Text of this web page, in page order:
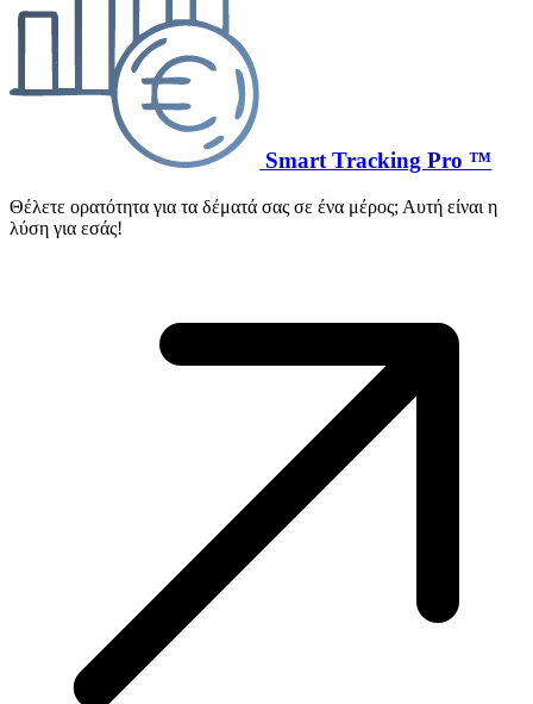
Smart Tracking Pro ™
Θέλετε ορατότητα για τα δέματά σας σε ένα μέρος; Αυτή είναι η
λύση για εσάς!